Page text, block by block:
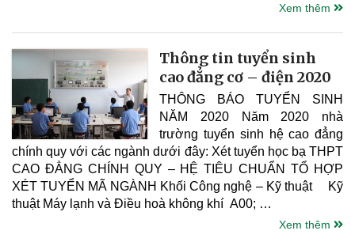
Xem thêm
Thông tin tuyển sinh
cao đẳng cơ – điện 2020
THÔNG BÁO TUYỂN SINH
NĂM 2020 Năm 2020 nhà
trường tuyển sinh hệ cao đẳng
chính quy với các ngành dưới đây: Xét tuyển học bạ THPT
CAO ĐẲNG CHÍNH QUY – HỆ TIÊU CHUẨN TỔ HỢP
XÉT TUYỂN MÃ NGÀNH Khối Công nghệ – Kỹ thuật Kỹ
thuật Máy lạnh và Điều hoà không khí A00; …
Xem thêm